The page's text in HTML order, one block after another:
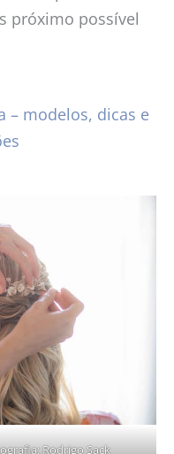
próximo possível
– modelos, dicas e
Rodrigo Sack